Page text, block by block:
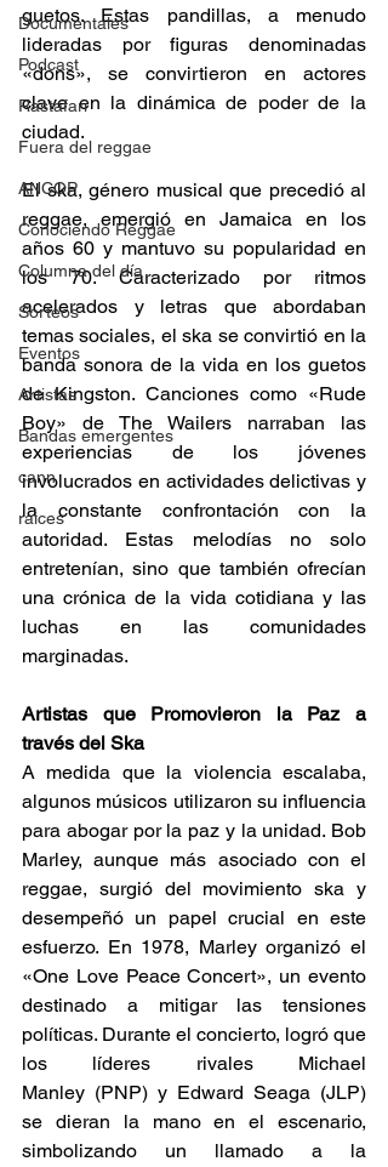
Documentales
Podcast
Rastafari
Fuera del reggae
ANCOP
Conociendo Reggae
Columna del día
Sorteos
Eventos
Artistas
Bandas emergentes
cann
raices
guetos. Estas pandillas, a menudo
lideradas por figuras denominadas
«dons», se convirtieron en actores
clave en la dinámica de poder de la
ciudad.
El ska, género musical que precedió al
reggae, emergió en Jamaica en los
años 60 y mantuvo su popularidad en
los 70. Caracterizado por ritmos
acelerados y letras que abordaban
temas sociales, el ska se convirtió en la
banda sonora de la vida en los guetos
de Kingston. Canciones como «Rude
Boy» de The Wailers narraban las
experiencias de los jóvenes
involucrados en actividades delictivas y
la constante confrontación con la
autoridad. Estas melodías no solo
entretenían, sino que también ofrecían
una crónica de la vida cotidiana y las
luchas en las comunidades
marginadas.
Artistas que Promovieron la Paz a
través del Ska
A medida que la violencia escalaba,
algunos músicos utilizaron su influencia
para abogar por la paz y la unidad. Bob
Marley, aunque más asociado con el
reggae, surgió del movimiento ska y
desempeñó un papel crucial en este
esfuerzo. En 1978, Marley organizó el
«One Love Peace Concert», un evento
destinado a mitigar las tensiones
políticas. Durante el concierto, logró que
los líderes rivales Michael
Manley (PNP) y Edward Seaga (JLP)
se dieran la mano en el escenario,
simbolizando un llamado a la